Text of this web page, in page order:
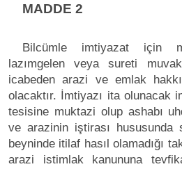
MADDE 2
Bilcümle imtiyazat için
lazımgelen veya sureti
icabeden arazi ve emlak
olacaktır. İmtiyazı ita olunacak
tesisine muktazi olup ashabı
ve arazinin iştirası hususunda
beyninde itilaf hasıl olamadığı
arazi istimlak kanununa